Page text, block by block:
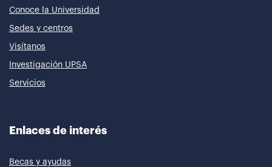
Conoce la Universidad
Sedes y centros
Visítanos
Investigación UPSA
Servicios
Enlaces de interés
Becas y ayudas